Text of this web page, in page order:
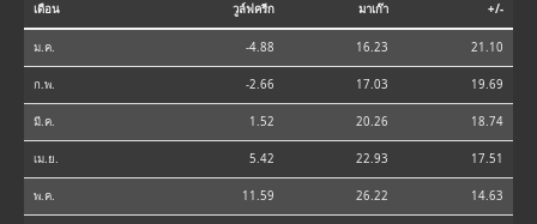
เดือน วูล์ฟครีก มาเก๊า +/-
ม.ค. -4.88 16.23 21.10
ก.พ. -2.66 17.03 19.69
มี.ค. 1.52 20.26 18.74
เม.ย. 5.42 22.93 17.51
พ.ค. 11.59 26.22 14.63